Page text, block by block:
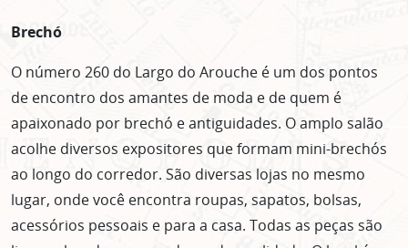
Brechó
O número 260 do Largo do Arouche é um dos pontos
de encontro dos amantes de moda e de quem é
apaixonado por brechó e antiguidades. O amplo salão
acolhe diversos expositores que formam mini-brechós
ao longo do corredor. São diversas lojas no mesmo
lugar, onde você encontra roupas, sapatos, bolsas,
acessórios pessoais e para a casa. Todas as peças são